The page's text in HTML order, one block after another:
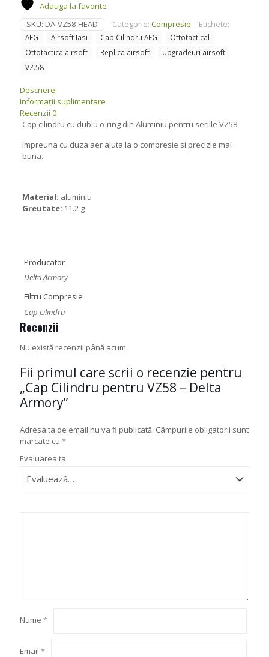
Adauga la favorite
SKU: DA-VZ58-HEAD Categorie: Compresie Etichete:
AEG Airsoft Iasi Cap Cilindru AEG
Ottotactical
Ottotacticalairsoft
Replica airsoft
Upgradeuri airsoft
VZ.58
Descriere
Informații suplimentare
Recenzii 0
Cap cilindru cu dublu o-ring din Aluminiu pentru seriile VZ58.
Impreuna cu duza aer ajuta la o compresie si precizie mai
buna.
Material: aluminiu
Greutate: 11.2 g
Producator
Delta Armory
Filtru Compresie
Cap cilindru
Recenzii
Nu există recenzii până acum.
Fii primul care scrii o recenzie pentru
„Cap Cilindru pentru VZ58 – Delta
Armory”
Adresa ta de email nu va fi publicată. Câmpurile obligatorii sunt
marcate cu *
Evaluarea ta
Nume *
Email *